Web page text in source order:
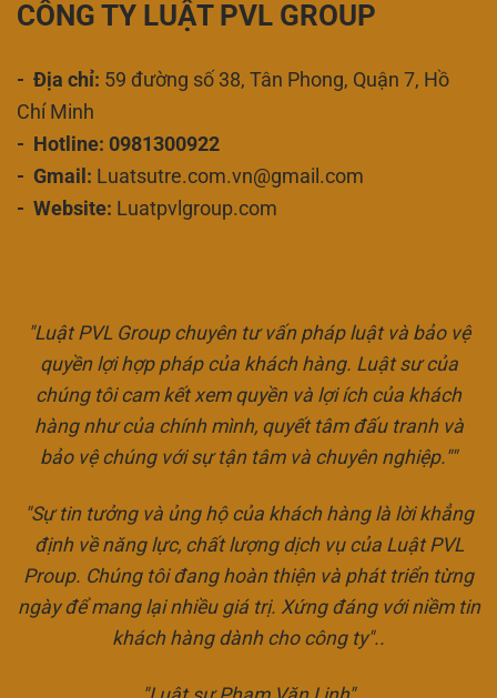
CÔNG TY LUẬT PVL GROUP
- Địa chỉ: 59 đường số 38, Tân Phong, Quận 7, Hồ
Chí Minh
- Hotline: 0981300922
- Gmail: Luatsutre.com.vn@gmail.com
- Website: Luatpvlgroup.com
"Luật PVL Group chuyên tư vấn pháp luật và bảo vệ
quyền lợi hợp pháp của khách hàng. Luật sư của
chúng tôi cam kết xem quyền và lợi ích của khách
hàng như của chính mình, quyết tâm đấu tranh và
bảo vệ chúng với sự tận tâm và chuyên nghiệp.""
"Sự tin tưởng và ủng hộ của khách hàng là lời khẳng
định về năng lực, chất lượng dịch vụ của Luật PVL
Proup. Chúng tôi đang hoàn thiện và phát triển từng
ngày để mang lại nhiều giá trị. Xứng đáng với niềm tin
khách hàng dành cho công ty"..